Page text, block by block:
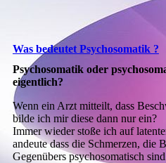
Was bedeutet Psychosomatik ?
Psychosomatik oder
eigentlich?
Wenn ein Arzt mitteilt, dass
bilde ich mir diese dann nur ein?
Immer wieder stoße ich auf
andeute dass die Schmerzen, die
Gegenübers psychosomatisch